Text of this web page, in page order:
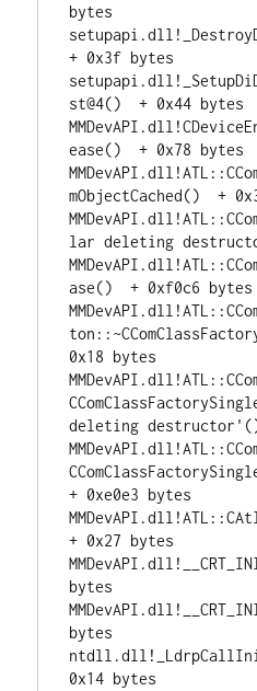
bytes
+ 0x3f bytes
st@4()  + 0x44 bytes
ease()  + 0x78 bytes
mObjectCached()  +
lar deleting
ase()  + 0xf0c6 bytes
0x18 bytes
deleting
+ 0xe0e3 bytes
+ 0x27 bytes
bytes
bytes
0x14 bytes